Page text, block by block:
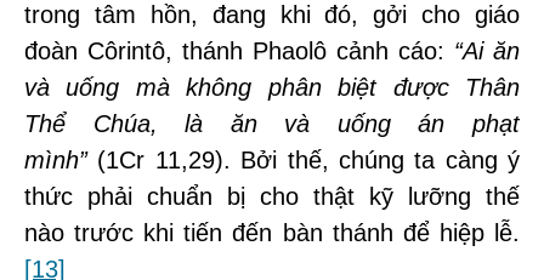
trong tâm hồn, đang khi đó, gởi cho giáo
đoàn Côrintô, thánh Phaolô cảnh cáo: “Ai ăn
và uống mà không phân biệt được Thân
Thể Chúa, là ăn và uống án phạt
mình”(1Cr 11,29). Bởi thế, chúng ta càng ý
thức phải chuẩn bị cho thật kỹ lưỡng thế
nào trước khi tiến đến bàn thánh để hiệp lễ.
[13]